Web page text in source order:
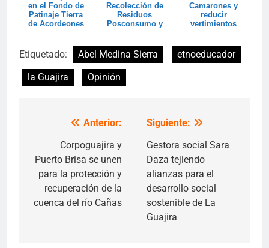
en el Fondo de
Patinaje Tierra
de Acordeones
Recolección de
Residuos
Posconsumo y
Camarones y
reducir
vertimientos
Etiquetado: Abel Medina Sierra
etnoeducador
la Guajira
Opinión
Navegación
entradas
Anterior:
Corpoguajira y
Puerto Brisa se unen
para la protección y
recuperación de la
cuenca del río Cañas
Siguiente:
Gestora social Sara
Daza tejiendo
alianzas para el
desarrollo social
sostenible de La
Guajira